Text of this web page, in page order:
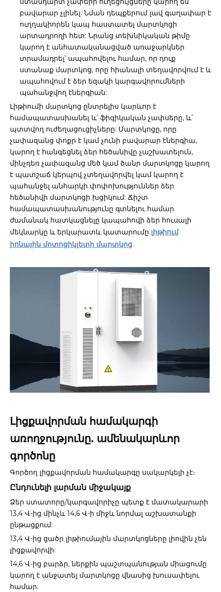
բավարար չլինել: Նման դեպքերում լավ գաղափար է
ուղղակիորեն կապ հաստատել մարտկոցի
արտադրողի հետ: Նրանց տեխնիկական թիմը
կարող է անհատականացված առաջարկներ
տրամադրել՝ ապահովելու համար, որ դուք
ստանաք մարտկոց, որը հիանալի տեղավորվում է և
ապահովում է ձեր եզակի կարգավորումների
պահանջվող էներգիան:
Լիթիումի մարտկոց ընտրելիս կարևոր է
համապատասխանել և՛ ֆիզիկական չափսերը, և՛
պտտվող ուժեղացուցիչները: Մարտկոցը, որը
չափազանց փոքր է կամ չունի բավարար էներգիա,
կարող է հանգեցնել ձեր հեծանիվը չաշխատելուն,
մինչդեռ չափազանց մեծ կամ ծանր մարտկոցը կարող
է պատշաճ կերպով չտեղավորվել կամ կարող է
պահանջել անհարկի փոփոխություններ ձեր
հեծանիվի մարտկոցի խցիկում: Ճիշտ
համապատասխանությունը գտնելու համար
ժամանակ հատկացնելը կապահովի ձեր հուսալի
մեկնարկը և երկարատև կատարումը լիթիում
իոնային մոտոցիկլետի մարտկոց.
Լիցքավորման համակարգի
առողջությունը. ամենակարևոր
գործոնը
Գործող լիցքավորման համակարգը սակարկելի չէ։
Ընդունելի լարման միջակայք
Ձեր ստատորը/կարգավորիչը պետք է մատակարարի
13,4 Վ-ից մինչև 14,6 Վ-ի միջև նորմալ աշխատանքի
ընթացքում:
13,4 Վ-ից ցածր լիթիումային մարտկոցները լիովին չեն
լիցքավորվի:
14,6 Վ-ից բարձր, ներքին պաշտպանության միացումը
կարող է անջատել մարտկոցը վնասից խուսափելու
համար: